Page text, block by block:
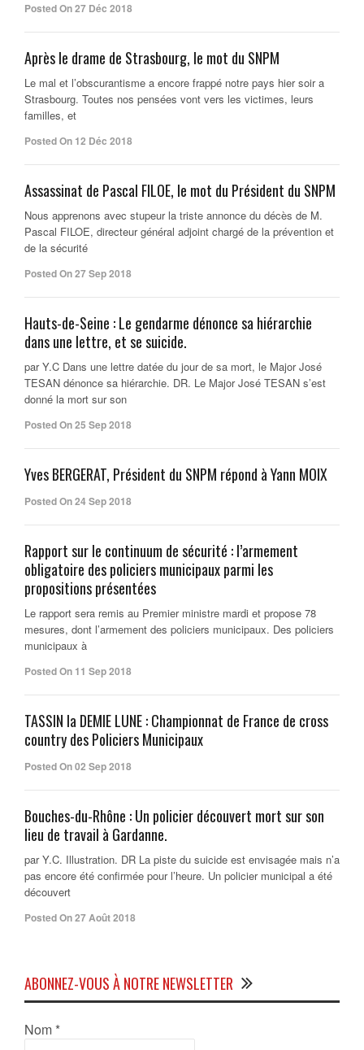
Posted On 27 Déc 2018
Après le drame de Strasbourg, le mot du SNPM
Le mal et l’obscurantisme a encore frappé notre pays hier soir a
Strasbourg. Toutes nos pensées vont vers les victimes, leurs
familles, et
Posted On 12 Déc 2018
Assassinat de Pascal FILOE, le mot du Président du SNPM
Nous apprenons avec stupeur la triste annonce du décès de M.
Pascal FILOE, directeur général adjoint chargé de la prévention et
de la sécurité
Posted On 27 Sep 2018
Hauts-de-Seine : Le gendarme dénonce sa hiérarchie
dans une lettre, et se suicide.
par Y.C Dans une lettre datée du jour de sa mort, le Major José
TESAN dénonce sa hiérarchie. DR. Le Major José TESAN s’est
donné la mort sur son
Posted On 25 Sep 2018
Yves BERGERAT, Président du SNPM répond à Yann MOIX
Posted On 24 Sep 2018
Rapport sur le continuum de sécurité : l’armement
obligatoire des policiers municipaux parmi les
propositions présentées
Le rapport sera remis au Premier ministre mardi et propose 78
mesures, dont l’armement des policiers municipaux. Des policiers
municipaux à
Posted On 11 Sep 2018
TASSIN la DEMIE LUNE : Championnat de France de cross
country des Policiers Municipaux
Posted On 02 Sep 2018
Bouches-du-Rhône : Un policier découvert mort sur son
lieu de travail à Gardanne.
par Y.C. Illustration. DR La piste du suicide est envisagée mais n’a
pas encore été confirmée pour l’heure. Un policier municipal a été
découvert
Posted On 27 Août 2018
ABONNEZ-VOUS À NOTRE NEWSLETTER
Nom *